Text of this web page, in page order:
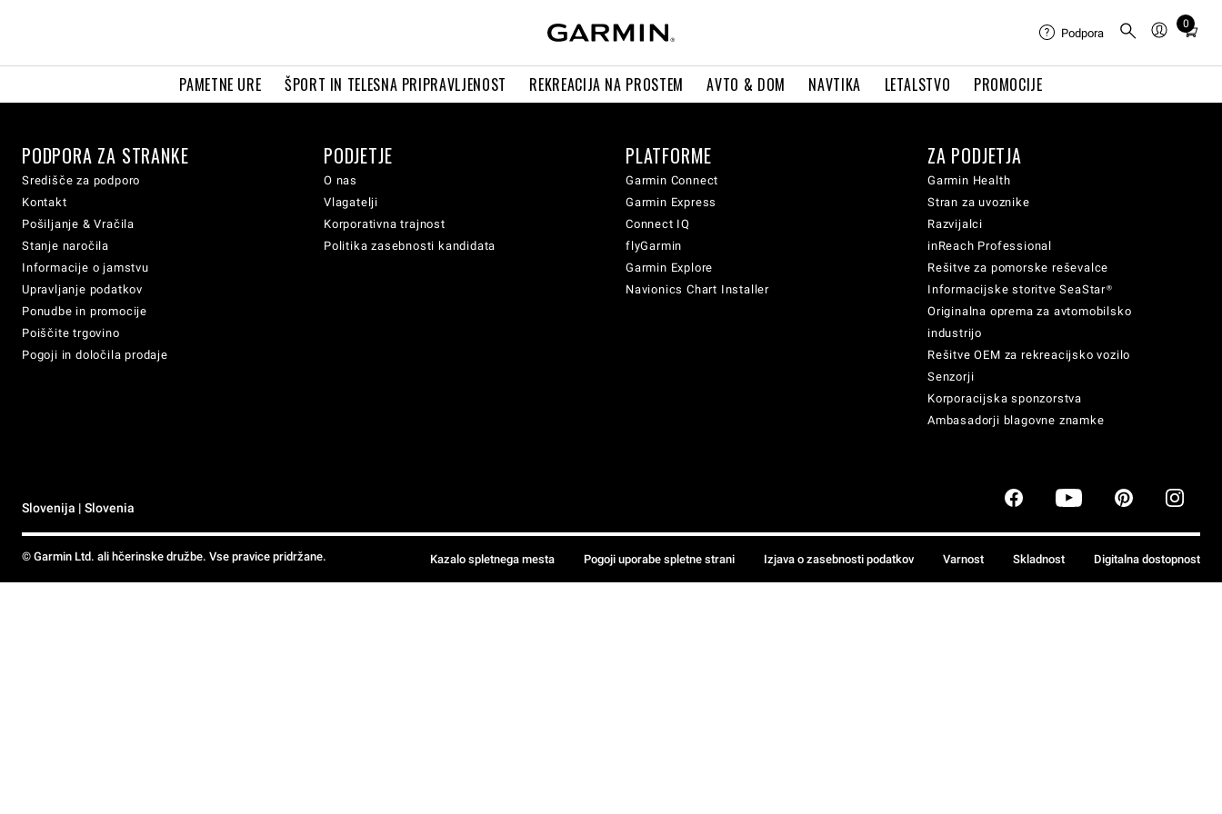
PAMETNE URE ŠPORT IN TELESNA PRIPRAVLJENOST REKREACIJA NA PROSTEM AVTO & DOM NAVTIKA LETALSTVO PROMOCIJE
Podpora
0
Total
cart:
PODPORA ZA STRANKE
Središče za podporo
Kontakt
Pošiljanje & Vračila
Stanje naročila
Informacije o jamstvu
Upravljanje podatkov
Ponudbe in promocije
Poiščite trgovino
Pogoji in določila prodaje
PODJETJE
O nas
Vlagatelji
Korporativna trajnost
Politika zasebnosti kandidata
PLATFORME
Garmin Connect
Garmin Express
Connect IQ
flyGarmin
Garmin Explore
Navionics Chart Installer
ZA PODJETJA
Garmin Health
Stran za uvoznike
Razvijalci
inReach Professional
Rešitve za pomorske reševalce
Informacijske storitve SeaStar®
Originalna oprema za avtomobilsko
industrijo
Rešitve OEM za rekreacijsko vozilo
Senzorji
Korporacijska sponzorstva
Ambasadorji blagovne znamke
Slovenija | Slovenia
© Garmin Ltd. ali hčerinske družbe. Vse pravice pridržane. Kazalo spletnega mesta Pogoji uporabe spletne strani Izjava o zasebnosti podatkov Varnost Skladnost Digitalna dostopnost